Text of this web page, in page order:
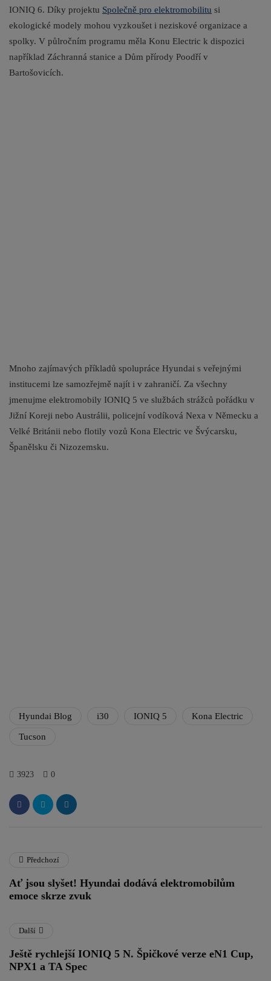
IONIQ 6. Díky projektu Společně pro elektromobilitu si
ekologické modely mohou vyzkoušet i neziskové organizace a
spolky. V půlročním programu měla Konu Electric k dispozici
například Záchranná stanice a Dům přírody Poodří v
Bartošovicích.
Mnoho zajímavých příkladů spolupráce Hyundai s veřejnými
institucemi lze samozřejmě najít i v zahraničí. Za všechny
jmenujme elektromobily IONIQ 5 ve službách strážců pořádku v
Jižní Koreji nebo Austrálii, policejní vodíková Nexa v Německu a
Velké Británii nebo flotily vozů Kona Electric ve Švýcarsku,
Španělsku či Nizozemsku.
Hyundai Blog i30 IONIQ 5 Kona Electric
Tucson
3923 0
Předchozí
Ať jsou slyšet! Hyundai dodává elektromobilům
emoce skrze zvuk
Další
Ještě rychlejší IONIQ 5 N. Špičkové verze eN1 Cup,
NPX1 a TA Spec